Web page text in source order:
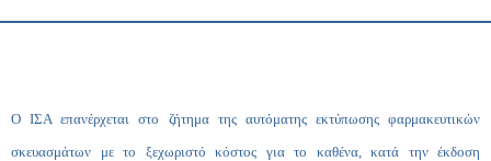
Ο ΙΣΑ επανέρχεται στο ζήτημα της αυτόματης εκτύπωσης φαρμακευτικών
σκευασμάτων με το ξεχωριστό κόστος για το καθένα, κατά την έκδοση